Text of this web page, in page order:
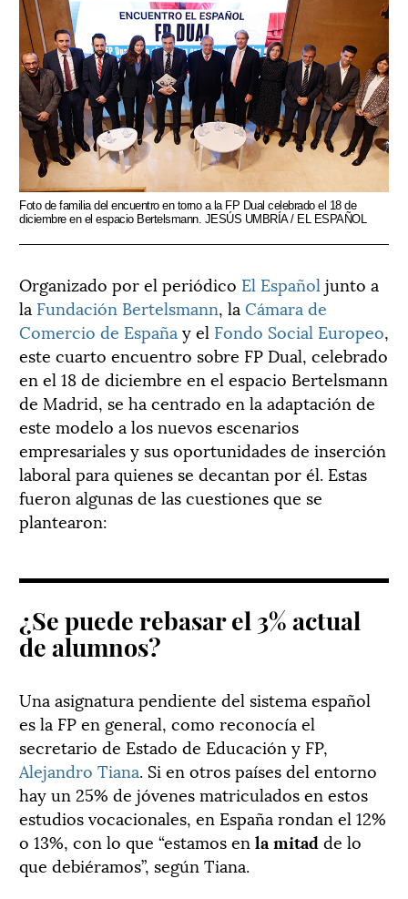
Foto de familia del encuentro en torno a la FP Dual celebrado el 18 de
diciembre en el espacio Bertelsmann. JESÚS UMBRÍA / EL ESPAÑOL
Organizado por el periódico El Español junto a
la Fundación Bertelsmann, la Cámara de
Comercio de España y el Fondo Social Europeo,
este cuarto encuentro sobre FP Dual, celebrado
en el 18 de diciembre en el espacio Bertelsmann
de Madrid, se ha centrado en la adaptación de
este modelo a los nuevos escenarios
empresariales y sus oportunidades de inserción
laboral para quienes se decantan por él. Estas
fueron algunas de las cuestiones que se
plantearon:
¿Se puede rebasar el 3% actual
de alumnos?
Una asignatura pendiente del sistema español
es la FP en general, como reconocía el
secretario de Estado de Educación y FP,
Alejandro Tiana. Si en otros países del entorno
hay un 25% de jóvenes matriculados en estos
estudios vocacionales, en España rondan el 12%
o 13%, con lo que “estamos en la mitad de lo
que debiéramos”, según Tiana.